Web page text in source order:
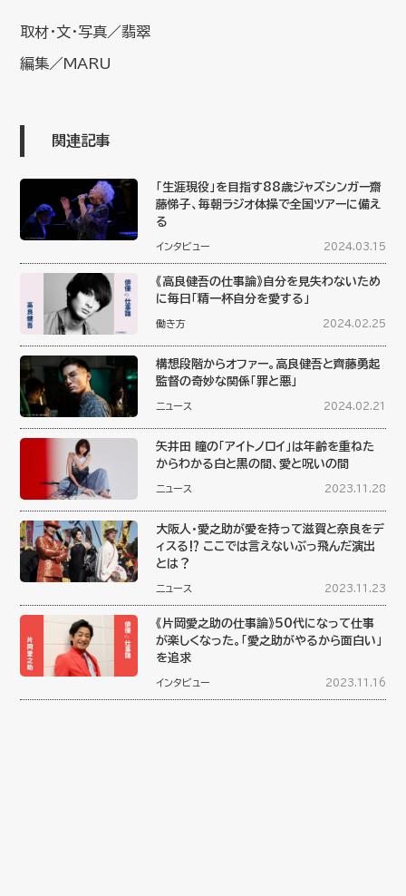
取材・文・写真／翡翠
編集／MARU
関連記事
「生涯現役」を目指す88歳ジャズシンガー齋
藤悌子、毎朝ラジオ体操で全国ツアーに備え
る
インタビュー 2024.03.15
《高良健吾の仕事論》自分を見失わないため
に毎日「精一杯自分を愛する」
働き方 2024.02.25
構想段階からオファー。高良健吾と齊藤勇起
監督の奇妙な関係「罪と悪」
ニュース 2024.02.21
矢井田 瞳の「アイトノロイ」は年齢を重ねた
からわかる白と黒の間、愛と呪いの間
ニュース 2023.11.28
大阪人・愛之助が愛を持って滋賀と奈良をデ
ィスる⁉︎ ここでは言えないぶっ飛んだ演出
とは？
ニュース 2023.11.23
《片岡愛之助の仕事論》50代になって仕事
が楽しくなった。「愛之助がやるから面白い」
を追求
インタビュー 2023.11.16